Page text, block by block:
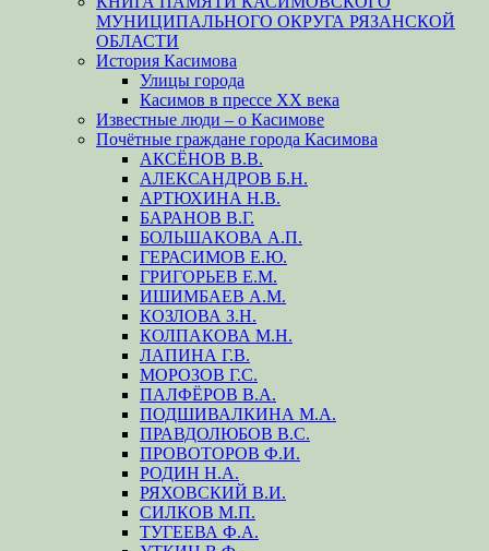
МУНИЦИПАЛЬНОГО ОКРУГА РЯЗАНСКОЙ
ОБЛАСТИ
История Касимова
Улицы города
Касимов в прессе XX века
Известные люди – о Касимове
Почётные граждане города Касимова
АКСЁНОВ В.В.
АЛЕКСАНДРОВ Б.Н.
АРТЮХИНА Н.В.
БАРАНОВ В.Г.
БОЛЬШАКОВА А.П.
ГЕРАСИМОВ Е.Ю.
ГРИГОРЬЕВ Е.М.
ИШИМБАЕВ А.М.
КОЗЛОВА З.Н.
КОЛПАКОВА М.Н.
ЛАПИНА Г.В.
МОРОЗОВ Г.С.
ПАЛФЁРОВ В.А.
ПОДШИВАЛКИНА М.А.
ПРАВДОЛЮБОВ В.С.
ПРОВОТОРОВ Ф.И.
РОДИН Н.А.
РЯХОВСКИЙ В.И.
СИЛКОВ М.П.
ТУГЕЕВА Ф.А.